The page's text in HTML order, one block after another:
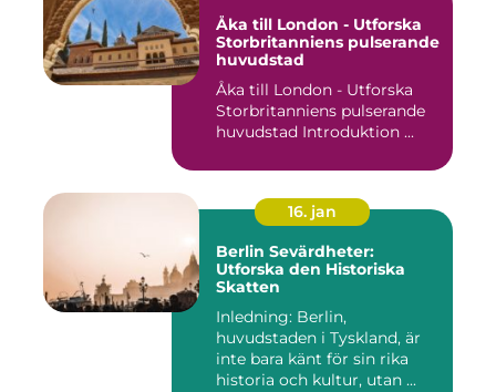
Åka till London - Utforska
Storbritanniens pulserande
huvudstad
Åka till London - Utforska
Storbritanniens pulserande
huvudstad Introduktion ...
16. jan
Berlin Sevärdheter:
Utforska den Historiska
Skatten
Inledning: Berlin,
huvudstaden i Tyskland, är
inte bara känt för sin rika
historia och kultur, utan ...